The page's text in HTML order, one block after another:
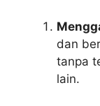
dan
tanpa
lain.